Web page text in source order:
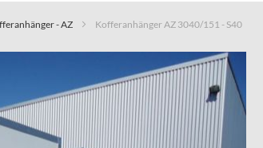
- AZ Kofferanhänger AZ 3040/151 - S40